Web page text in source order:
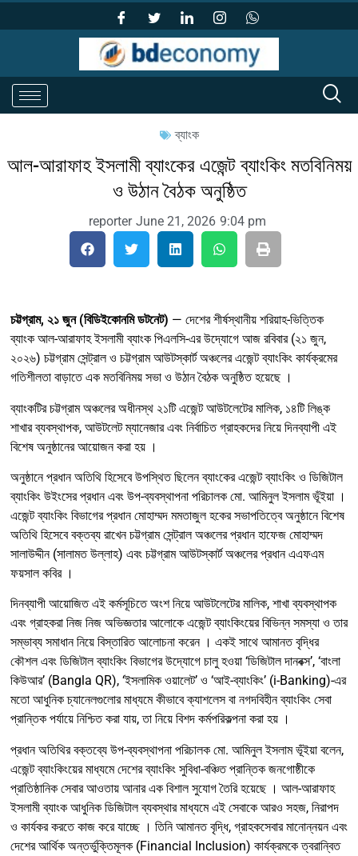
ব্যাংক
আল-আরাফাহ ইসলামী ব্যাংকের এজেন্ট ব্যাংকিং মতবিনিময়
ও উঠান বৈঠক অনুষ্ঠিত
reporter June 21, 2026 9:04 pm
চট্টগ্রাম, ২১ জুন (বিডিইকোনমি ডটনেট) — দেশের শীর্ষস্থানীয় শরিয়াহ-ভিত্তিক
ব্যাংক আল-আরাফাহ ইসলামী ব্যাংক পিএলসি-এর উদ্যোগে আজ রবিবার (২১ জুন,
২০২৬) চট্টগ্রাম সেন্ট্রাল ও চট্টগ্রাম আউটস্কার্ট অঞ্চলের এজেন্ট ব্যাংকিং কার্যক্রমের
গতিশীলতা বাড়াতে এক মতবিনিময় সভা ও উঠান বৈঠক অনুষ্ঠিত হয়েছে ।
ব্যাংকটির চট্টগ্রাম অঞ্চলের অধীনস্থ ২১টি এজেন্ট আউটলেটের মালিক, ১৪টি লিঙ্ক
শাখার ব্যবস্থাপক, আউটলেট ম্যানেজার এবং নির্বাচিত গ্রাহকদের নিয়ে দিনব্যাপী এই
বিশেষ অনুষ্ঠানের আয়োজন করা হয় ।
অনুষ্ঠানে প্রধান অতিথি হিসেবে উপস্থিত ছিলেন ব্যাংকের এজেন্ট ব্যাংকিং ও ডিজিটাল
ব্যাংকিং উইংসের প্রধান এবং উপ-ব্যবস্থাপনা পরিচালক মো. আমিনুল ইসলাম ভূঁইয়া ।
এজেন্ট ব্যাংকিং বিভাগের প্রধান মোহাম্মদ মমতাজুল হকের সভাপতিত্বে অনুষ্ঠানে বিশেষ
অতিথি হিসেবে বক্তব্য রাখেন চট্টগ্রাম সেন্ট্রাল অঞ্চলের প্রধান হাফেজ মোহাম্মদ
সালাউদ্দীন (সালামত উল্লাহ) এবং চট্টগ্রাম আউটস্কার্ট অঞ্চলের প্রধান এএফএম
ফয়সাল কবির ।
দিনব্যাপী আয়োজিত এই কর্মসূচিতে অংশ নিয়ে আউটলেটের মালিক, শাখা ব্যবস্থাপক
এবং গ্রাহকরা নিজ নিজ অভিজ্ঞতার আলোকে এজেন্ট ব্যাংকিংয়ের বিভিন্ন সমস্যা ও তার
সম্ভাব্য সমাধান নিয়ে বিস্তারিত আলোচনা করেন । একই সাথে আমানত বৃদ্ধির
কৌশল এবং ডিজিটাল ব্যাংকিং বিভাগের উদ্যোগে চালু হওয়া ‘ডিজিটাল দানবক্স’, ‘বাংলা
কিউআর’ (Bangla QR), ‘ইসলামিক ওয়ালেট’ ও ‘আই-ব্যাংকিং’ (i-Banking)-এর
মতো আধুনিক চ্যানেলগুলোর মাধ্যমে কীভাবে ক্যাশলেস বা নগদবিহীন ব্যাংকিং সেবা
প্রান্তিক পর্যায়ে নিশ্চিত করা যায়, তা নিয়ে বিশদ কর্মপরিকল্পনা করা হয় ।
প্রধান অতিথির বক্তব্যে উপ-ব্যবস্থাপনা পরিচালক মো. আমিনুল ইসলাম ভূঁইয়া বলেন,
এজেন্ট ব্যাংকিংয়ের মাধ্যমে দেশের ব্যাংকিং সুবিধা-বঞ্চিত প্রান্তিক জনগোষ্ঠীকে
প্রাতিষ্ঠানিক সেবার আওতায় আনার এক বিশাল সুযোগ তৈরি হয়েছে । আল-আরাফাহ
ইসলামী ব্যাংক আধুনিক ডিজিটাল ব্যবস্থার মাধ্যমে এই সেবাকে আরও সহজ, নিরাপদ
ও কার্যকর করতে কাজ করে যাচ্ছে । তিনি আমানত বৃদ্ধি, গ্রাহকসেবার মানোন্নয়ন এবং
দেশের আর্থিক অন্তর্ভুক্তিমূলক (Financial Inclusion) কার্যক্রমকে ত্বরান্বিত